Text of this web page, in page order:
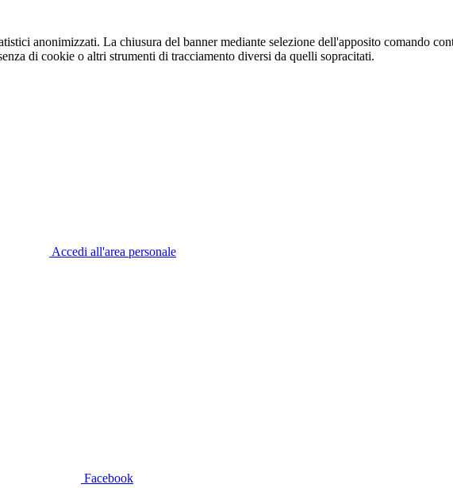
anonimizzati. La chiusura del banner mediante selezione dell'apposito comando
di cookie o altri strumenti di tracciamento diversi da quelli sopracitati.
Accedi all'area personale
Facebook